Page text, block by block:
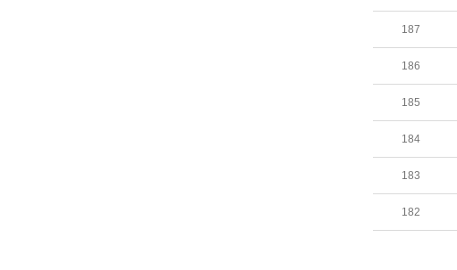
187
186
185
184
183
182